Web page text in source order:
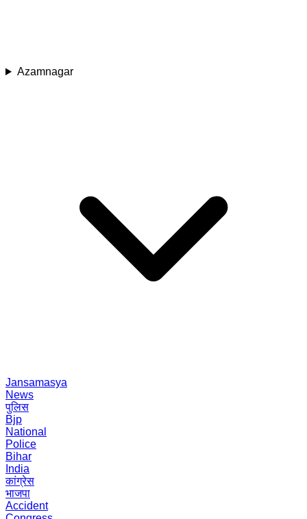
Azamnagar
Jansamasya
News
पुलिस
Bjp
National
Police
Bihar
India
कांग्रेस
भाजपा
Accident